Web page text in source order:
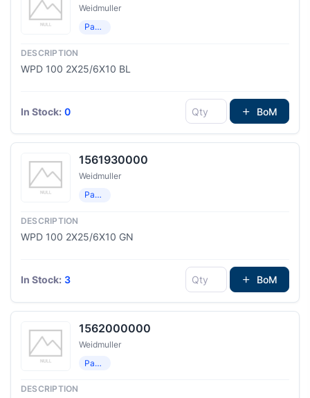
Weidmuller
Распределение мощности
WPD 100 2X25/6X10 BL
In Stock: 0 BoM
1561930000
Weidmuller
Распределение мощности
WPD 100 2X25/6X10 GN
In Stock: 3 BoM
1562000000
Weidmuller
Распределение мощности